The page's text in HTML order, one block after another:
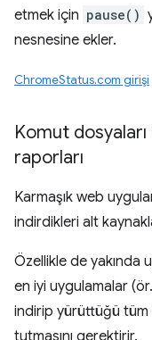
etmek için pause()
nesnesine ekler.
ChromeStatus.com girişi
Komut
raporları
Karmaşık web
indirdikleri alt
Özellikle de yakında
en iyi uygulamalar
indirip yürüttüğü tüm
tutmasını gerektirir.